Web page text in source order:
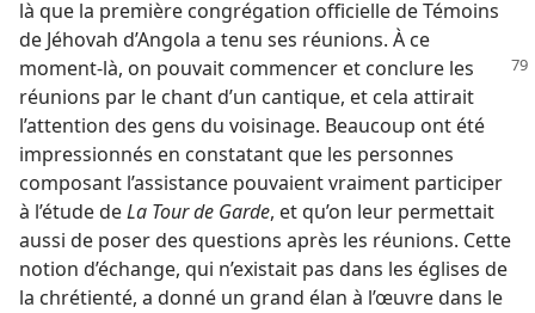
là que la première congrégation officielle de Témoins
de Jéhovah d’Angola a tenu ses réunions. À ce
moment-​là, on pouvait commencer et conclure les
réunions par le chant d’un cantique, et cela attirait
l’attention des gens du voisinage. Beaucoup ont été
impressionnés en constatant que les personnes
composant l’assistance pouvaient vraiment participer
à l’étude deLa Tour de Garde, et qu’on leur permettait
aussi de poser des questions après les réunions. Cette
notion d’échange, qui n’existait pas dans les églises de
la chrétienté, a donné un grand élan à l’œuvre dans le